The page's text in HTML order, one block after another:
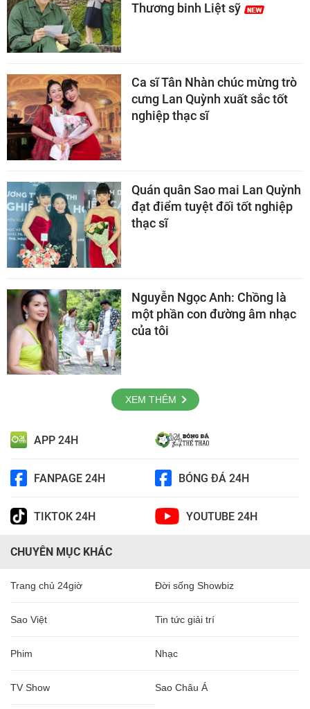
Thương binh Liệt sỹ
Ca sĩ Tân Nhàn chúc mừng trò
cưng Lan Quỳnh xuất sắc tốt
nghiệp thạc sĩ
Quán quân Sao mai Lan Quỳnh
đạt điểm tuyệt đối tốt nghiệp
thạc sĩ
Nguyễn Ngọc Anh: Chồng là
một phần con đường âm nhạc
của tôi
XEM THÊM
APP 24H
FANPAGE 24H BÓNG ĐÁ 24H
TIKTOK 24H YOUTUBE 24H
CHUYÊN MỤC KHÁC
Trang chủ 24giờ Đời sống Showbiz
Sao Việt Tin tức giải trí
Phim Nhạc
TV Show Sao Châu Á